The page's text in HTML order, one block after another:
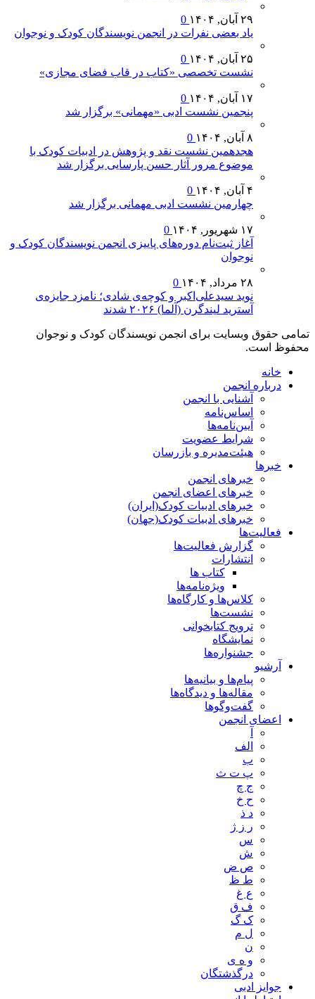
۲۹ آبان, ۱۴۰۴
یاد بعضی نفرات در انجمن نویسندگان کودک و نوجوان
۲۵ آبان, ۱۴۰۴
نشست تخصصی «کتاب در قاب فضای مجازی»
۱۷ آبان, ۱۴۰۴
پنجمین نشست ادبی «مهمانی» برگزار شد
۸ آبان, ۱۴۰۴
هجدهمین نشست نقد و پژوهش در ادبیات کودک با
موضوع مرور آثار حسن پارسایی برگزار شد
۴ آبان, ۱۴۰۴
چهارمین نشست ادبی مهمانی برگزار شد
۱۷ شهریور, ۱۴۰۴
آغاز ثبت‌نام دوره‌های پاییزی انجمن نویسندگان کودک و
نوجوان
۲۸ مرداد, ۱۴۰۴
نوید سیدعلی‌اکبر و کوچه‌ی شادی؛ نامزد جایزه‌ی
آسترید لیندگرن (آلما) ۲۰۲۶ شدند
تمامی حقوق وبسایت برای انجمن نویسندگان کودک و نوجوان
محفوظ است.
خانه
درباره انجمن
آشنایی با انجمن
اساس‌نامه
آیین‌نامه‌ها
شرایط عضویت
هیئت‌مدیره و بازرسان
خبرها
خبرهای انجمن
خبرهای اعضای انجمن
خبرهای ادبیات کودک(ایران)
خبرهای ادبیات کودک(جهان)
فعالیت‌ها
گزارش فعالیت‌ها
انتشارات
کتاب ها
ویژه‌نامه‌ها
کلاس‌ها و کارگاه‌ها
نشست‌ها
ترویج کتابخوانی
نمایشگاه
جشنواره‌ها
آرشیو
پیام‌ها و بیانیه‌ها
مقاله‌ها و دیدگاه‌ها
گفت‌وگوها
اعضای انجمن
الف
ب
پ ت ث
ج چ
ح خ
د ذ
ر ز ژ
س
ش
ص ض
ط ظ
ع غ
ف ق
ک گ
ل م
ن
و ه ی
درگذشتگان
جوایز ادبی